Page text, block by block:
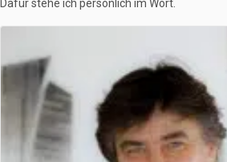
Dafür stehe ich persönlich im Wort.